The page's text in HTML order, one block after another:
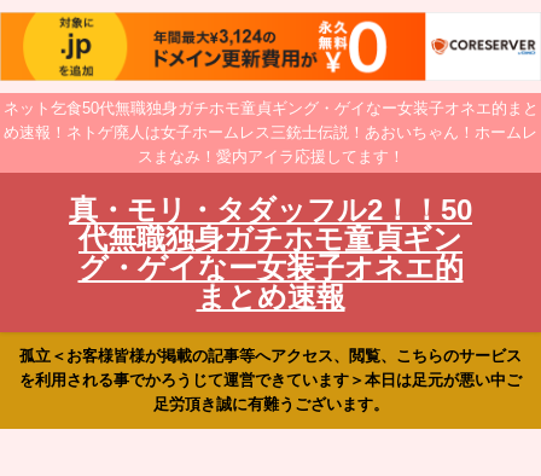
ネット乞食50代無職独身ガチホモ童貞ギング・ゲイなー女装子オネエ的まと
め速報！ネトゲ廃人は女子ホームレス三銃士伝説！あおいちゃん！ホームレ
スまなみ！愛内アイラ応援してます！
真・モリ・タダッフル2！！50
代無職独身ガチホモ童貞ギン
グ・ゲイなー女装子オネエ的
まとめ速報
孤立＜お客様皆様が掲載の記事等へアクセス、閲覧、こちらのサービス
を利用される事でかろうじて運営できています＞本日は足元が悪い中ご
足労頂き誠に有難うございます。